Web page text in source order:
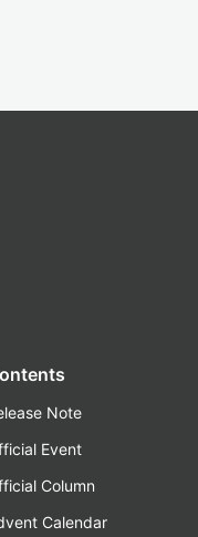
Note
Event
Column
Calendar